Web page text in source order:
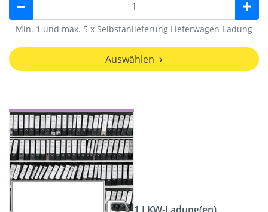
Min. 1 und max. 5 x Selbstanlieferung Lieferwagen-Ladung
Auswählen